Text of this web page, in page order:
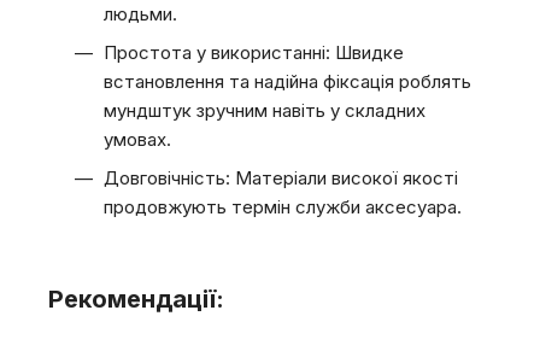
людьми.
Простота у використанні: Швидке
встановлення та надійна фіксація роблять
мундштук зручним навіть у складних
умовах.
Довговічність: Матеріали високої якості
продовжують термін служби аксесуара.
Рекомендації: